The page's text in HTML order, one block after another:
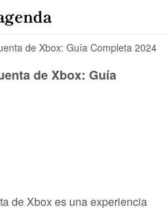
de Xbox: Guía Completa 2024
de Xbox: Guía
de Xbox es una experiencia